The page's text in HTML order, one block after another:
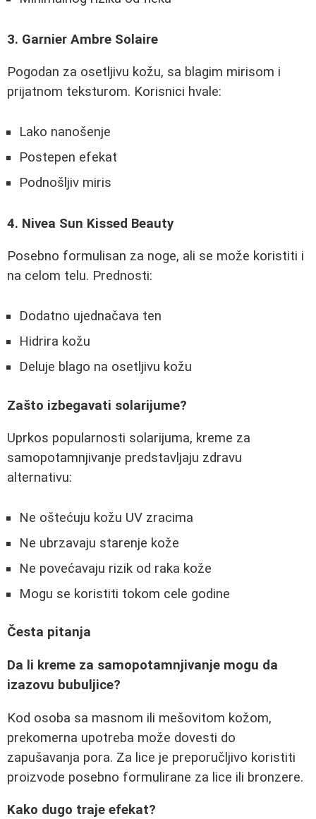
3. Garnier Ambre Solaire
Pogodan za osetljivu kožu, sa blagim mirisom i
prijatnom teksturom. Korisnici hvale:
Lako nanošenje
Postepen efekat
Podnošljiv miris
4. Nivea Sun Kissed Beauty
Posebno formulisan za noge, ali se može koristiti i
na celom telu. Prednosti:
Dodatno ujednačava ten
Hidrira kožu
Deluje blago na osetljivu kožu
Zašto izbegavati solarijume?
Uprkos popularnosti solarijuma, kreme za
samopotamnjivanje predstavljaju zdravu
alternativu:
Ne oštećuju kožu UV zracima
Ne ubrzavaju starenje kože
Ne povećavaju rizik od raka kože
Mogu se koristiti tokom cele godine
Česta pitanja
Da li kreme za samopotamnjivanje mogu da
izazovu bubuljice?
Kod osoba sa masnom ili mešovitom kožom,
prekomerna upotreba može dovesti do
zapušavanja pora. Za lice je preporučljivo koristiti
proizvode posebno formulirane za lice ili bronzere.
Kako dugo traje efekat?